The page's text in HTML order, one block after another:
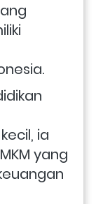
ia
yang